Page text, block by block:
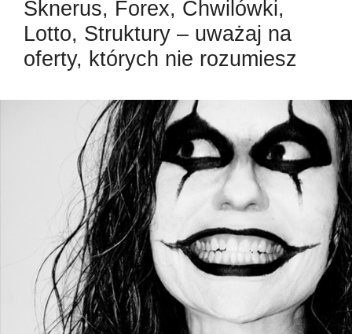
Sknerus, Forex, Chwilówki,
Lotto, Struktury – uważaj na
oferty, których nie rozumiesz